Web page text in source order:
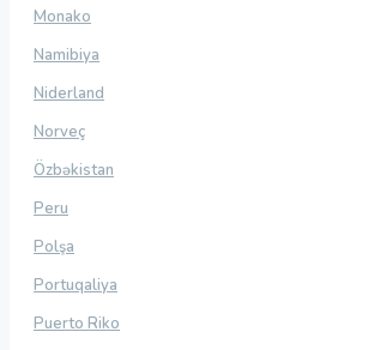
Monako
Namibiya
Niderland
Norveç
Özbəkistan
Peru
Polşa
Portuqaliya
Puerto Riko